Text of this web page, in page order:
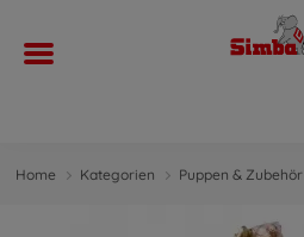
Home Kategorien Puppen & Zubehör